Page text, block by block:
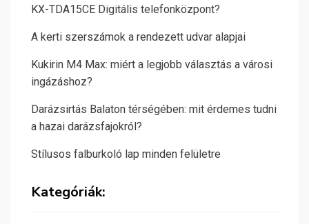
KX-TDA15CE Digitális telefonközpont?
A kerti szerszámok a rendezett udvar alapjai
Kukirin M4 Max: miért a legjobb választás a városi
ingázáshoz?
Darázsirtás Balaton térségében: mit érdemes tudni
a hazai darázsfajokról?
Stílusos falburkoló lap minden felületre
Kategóriák: